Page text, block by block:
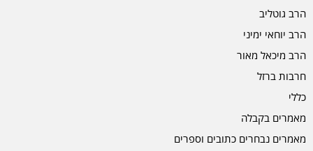
הרב גוטליב
הרב יוחאי ימיני
הרב מיכאל מאור
חרבות ברזל
כללי
מאמרים בקבלה
מאמרים נבחרים כתובים וספרים